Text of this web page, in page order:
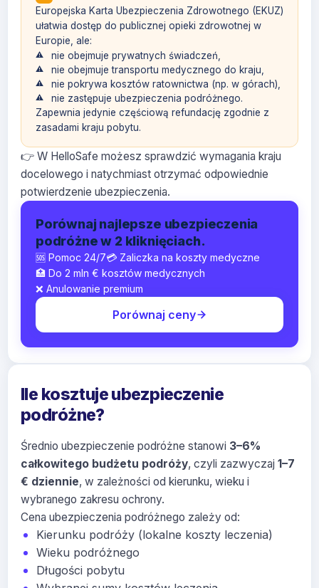
Europejska Karta Ubezpieczenia Zdrowotnego (EKUZ)
ułatwia dostęp do publicznej opieki zdrowotnej w
Europie, ale:
nie obejmuje prywatnych świadczeń,
nie obejmuje transportu medycznego do kraju,
nie pokrywa kosztów ratownictwa (np. w górach),
nie zastępuje ubezpieczenia podróżnego.
Zapewnia jedynie częściową refundację zgodnie z
zasadami kraju pobytu.
👉 W HelloSafe możesz sprawdzić wymagania kraju
docelowego i natychmiast otrzymać odpowiednie
potwierdzenie ubezpieczenia.
Porównaj najlepsze ubezpieczenia
podróżne w 2 kliknięciach.
🆘 Pomoc 24/7💳 Zaliczka na koszty medyczne
🏥 Do 2 mln € kosztów medycznych
❌ Anulowanie premium
Porównaj ceny
Ile kosztuje ubezpieczenie
podróżne?
Średnio ubezpieczenie podróżne stanowi 3–6%
całkowitego budżetu podróży, czyli zazwyczaj 1–7
€ dziennie, w zależności od kierunku, wieku i
wybranego zakresu ochrony.
Cena ubezpieczenia podróżnego zależy od:
Kierunku podróży (lokalne koszty leczenia)
Wieku podróżnego
Długości pobytu